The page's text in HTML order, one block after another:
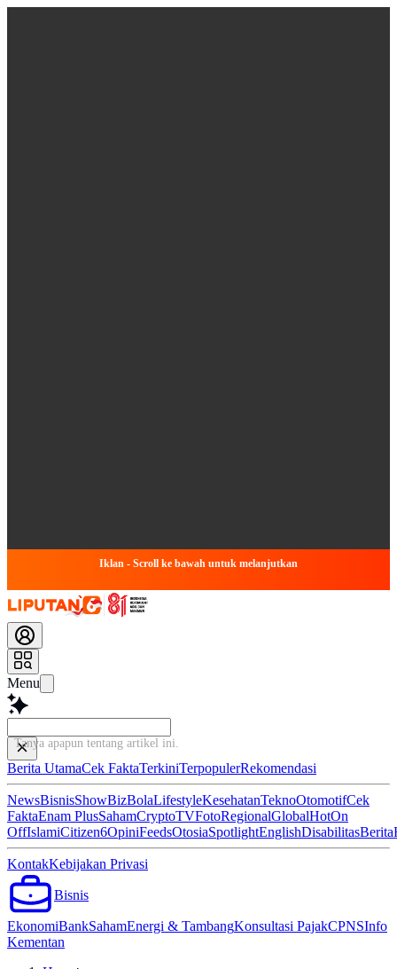
Iklan - Scroll ke bawah untuk melanjutkan
Menu
Tanya apapun tentang artikel i
Berita UtamaCek FaktaTerkiniTerpopulerRekomendasi
NewsBisnisShowBizBolaLifestyleKesehatanTeknoOtomotifCek
FaktaEnam PlusSahamCryptoTVFotoRegionalGlobalHotOn
OffIslamiCitizen6OpiniFeedsOtosiaSpotlightEnglishDisabilitasBerita
KontakKebijakan Privasi
Bisnis
EkonomiBankSahamEnergi & TambangKonsultasi PajakCPNSInfo
Kementan